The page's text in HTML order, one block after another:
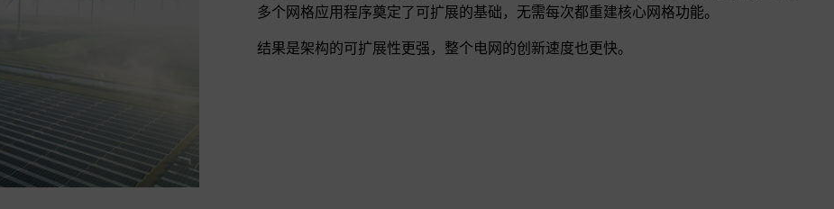
多个网格应用程序奠定了可扩展的基础，无需每次都重建核心网格功能。
结果是架构的可扩展性更强，整个电网的创新速度也更快。